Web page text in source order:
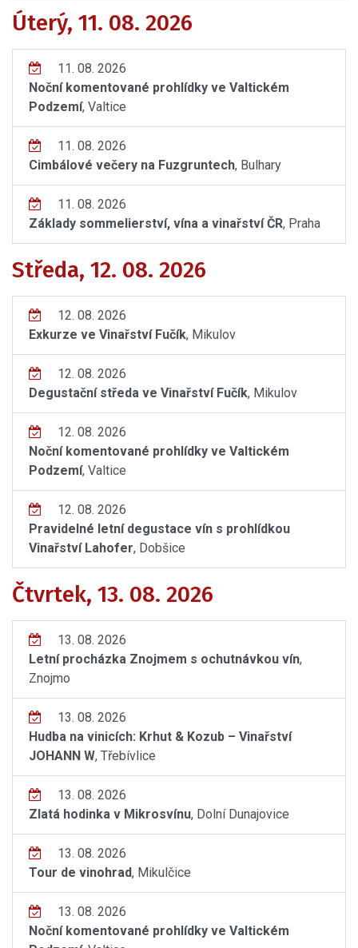
Úterý, 11. 08. 2026
11. 08. 2026
Noční komentované prohlídky ve Valtickém
Podzemí, Valtice
11. 08. 2026
Cimbálové večery na Fuzgruntech, Bulhary
11. 08. 2026
Základy sommelierství, vína a vinařství ČR, Praha
Středa, 12. 08. 2026
12. 08. 2026
Exkurze ve Vinařství Fučík, Mikulov
12. 08. 2026
Degustační středa ve Vinařství Fučík, Mikulov
12. 08. 2026
Noční komentované prohlídky ve Valtickém
Podzemí, Valtice
12. 08. 2026
Pravidelné letní degustace vín s prohlídkou
Vinařství Lahofer, Dobšice
Čtvrtek, 13. 08. 2026
13. 08. 2026
Letní procházka Znojmem s ochutnávkou vín,
Znojmo
13. 08. 2026
Hudba na vinicích: Krhut & Kozub – Vinařství
JOHANN W, Třebívlice
13. 08. 2026
Zlatá hodinka v Mikrosvínu, Dolní Dunajovice
13. 08. 2026
Tour de vinohrad, Mikulčice
13. 08. 2026
Noční komentované prohlídky ve Valtickém